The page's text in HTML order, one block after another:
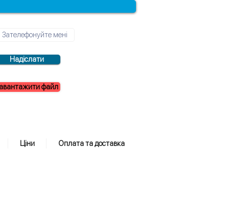
Надіслати
файл
Ціни Оплата та доставка